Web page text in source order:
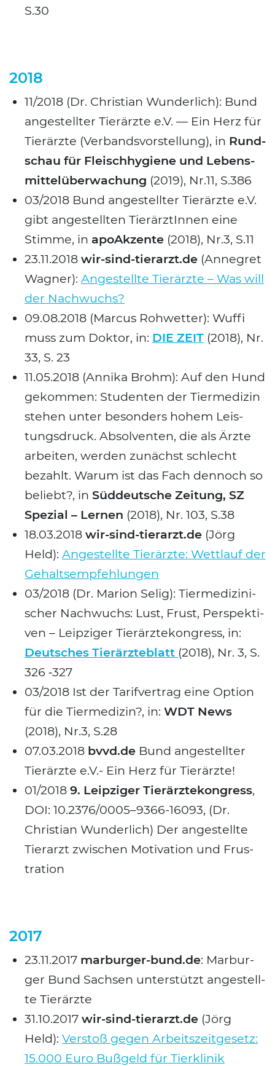
S.30
2018
11/2018 (Dr. Chris­ti­an Wun­der­lich): Bund
ange­stell­ter Tier­ärz­te e.V. — Ein Herz für
Tier­ärz­te (Ver­bands­vor­stel­lung), in Rund­
schau für Fleisch­hy­gie­ne und Lebens­
mit­tel­über­wa­chung (2019), Nr.11, S.386
03/2018 Bund ange­stell­ter Tier­ärz­te e.V.
gibt ange­stell­ten Tier­ärz­tIn­nen eine
Stim­me, in apo­Ak­zen­te (2018), Nr.3, S.11
23.11.2018 wir-sind-tierarzt.de (Anne­gret
Wag­ner): Ange­stell­te Tier­ärz­te – Was will
der Nach­wuchs?
09.08.2018 (Mar­cus Roh­wet­ter): Wuf­fi
muss zum Dok­tor, in: DIE ZEIT (2018), Nr.
33, S. 23
11.05.2018 (Anni­ka Brohm): Auf den Hund
gekom­men: Stu­den­ten der Tier­me­di­zin
ste­hen unter beson­ders hohem Leis­
tungs­druck. Absol­ven­ten, die als Ärz­te
arbei­ten, wer­den zunächst schlecht
bezahlt. War­um ist das Fach den­noch so
beliebt?, in Süd­deut­sche Zei­tung, SZ
Spe­zi­al – Ler­nen (2018), Nr. 103, S.38
18.03.2018 wir-sind-tierarzt.de (Jörg
Held): Ange­stell­te Tier­ärz­te: Wett­lauf der
Gehalts­emp­feh­lun­gen
03/2018 (Dr. Mari­on Selig): Tier­me­di­zi­ni­
scher Nach­wuchs: Lust, Frust, Per­spek­ti­
ven – Leip­zi­ger Tier­ärz­te­kon­gress, in:
Deut­sches Tier­ärz­te­blatt (2018), Nr. 3, S.
326 ‑327
03/2018 Ist der Tarif­ver­trag eine Opti­on
für die Tier­me­di­zin?, in: WDT News
(2018), Nr.3, S.28
07.03.2018 bvvd.de Bund ange­stell­ter
Tier­ärz­te e.V.- Ein Herz für Tier­ärz­te!
01/2018 9. Leip­zi­ger Tier­ärz­te­kon­gress,
DOI: 10.2376/0005–9366-16093, (Dr.
Chris­ti­an Wun­der­lich) Der ange­stell­te
Tier­arzt zwi­schen Moti­va­ti­on und Frus­
tra­ti­on
2017
23.11.2017 marburger-bund.de: Mar­bur­
ger Bund Sach­sen unter­stützt ange­stell­
te Tier­ärz­te
31.10.2017 wir-sind-tierarzt.de (Jörg
Held): Ver­stoß gegen Arbeits­zeit­ge­setz:
15.000 Euro Buß­geld für Tier­kli­nik